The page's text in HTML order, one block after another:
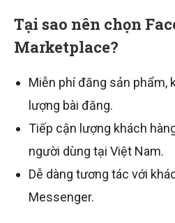
Tại sao nên chọn
Marketplace?
Miễn phí đăng sản phẩm,
lượng bài đăng.
Tiếp cận lượng khách
người dùng tại Việt Nam.
Dễ dàng tương tác với
Messenger.